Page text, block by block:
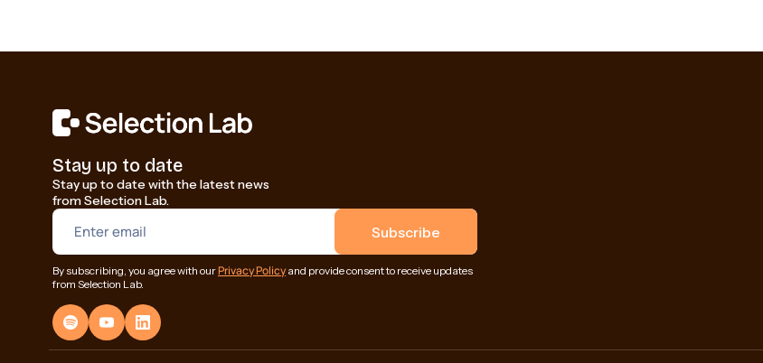
Stay up to date
Stay up to date with the latest news
from Selection Lab.
By subscribing, you agree with ourPrivacy Policy and provide consent to receive updates
from Selection Lab.